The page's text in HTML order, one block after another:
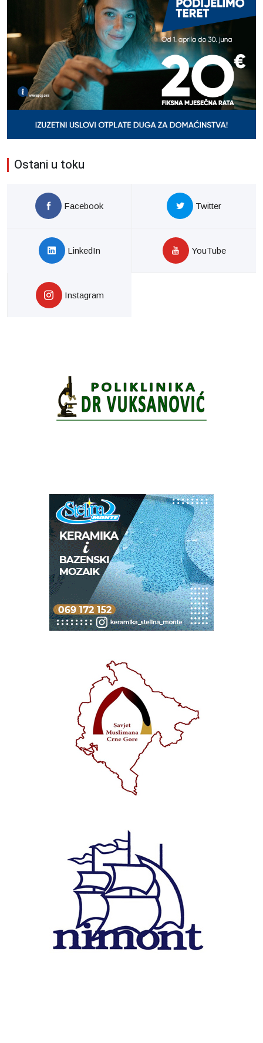
Ostani u toku
Facebook Twitter
LinkedIn YouTube
Instagram